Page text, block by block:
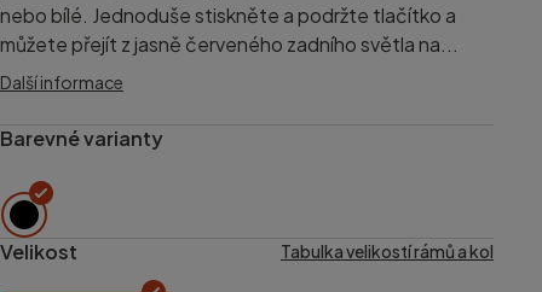
nebo bílé. Jednoduše stiskněte a podržte tlačítko a
můžete přejít z jasně červeného zadního světla na...
Další informace
Barevné varianty
Velikost Tabulka velikostí rámů a kol